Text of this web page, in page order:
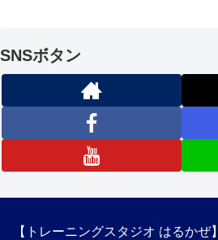
SNSボタン
【トレーニングスタジオ はるかぜ】